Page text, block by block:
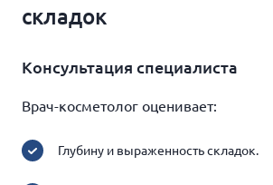
складок
Консультация специалиста
Врач-косметолог оценивает:
Глубину и выраженность складок.